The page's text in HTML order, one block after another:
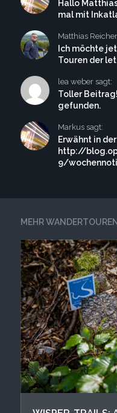
MEHR WANDERTOUREN
Hallo
mal mit
Matthias
Ich möchte
Touren der
lea weber sagt:
Toller
gefunden.
Markus sagt:
Erwähnt in
http://
9/